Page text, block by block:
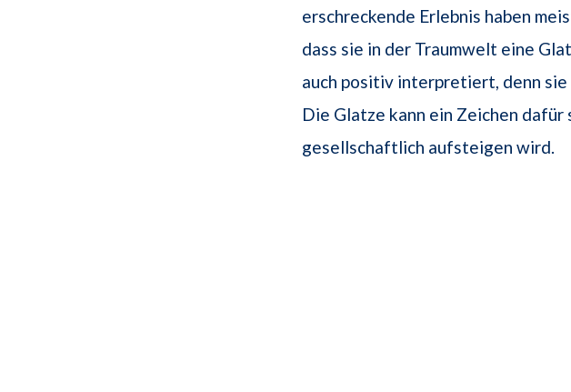
erschreckende Erlebnis haben
dass sie in der Traumwelt eine
auch positiv interpretiert, denn
Die Glatze kann ein Zeichen dafür
gesellschaftlich aufsteigen wird.